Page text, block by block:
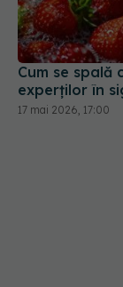
Cum se spală
experților în
17 mai 2026, 17:00